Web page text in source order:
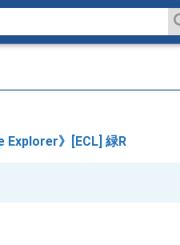
Explorer》[ECL] 緑R